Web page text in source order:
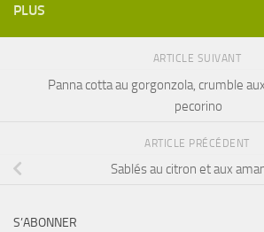
PLUS
ARTICLE SUIVANT
Panna cotta au gorgonzola, crumble
pecorino
ARTICLE PRÉCÉDENT
Sablés au citron et aux
S’ABONNER